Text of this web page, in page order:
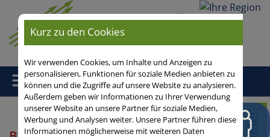
Ihre
Home/Zwischenfrüchte/ BENTO
Kurz zu den Cookies
Wir verwenden Cookies, um Inhalte und Anzeigen zu
personalisieren, Funktionen für soziale Medien anbieten zu
können und die Zugriffe auf unsere Website zu analysieren.
Außerdem geben wir Informationen zu Ihrer Verwendung
unserer Website an unsere Partner für soziale Medien,
Werbung und Analysen weiter. Unsere Partner führen diese
Informationen möglicherweise mit weiteren Daten